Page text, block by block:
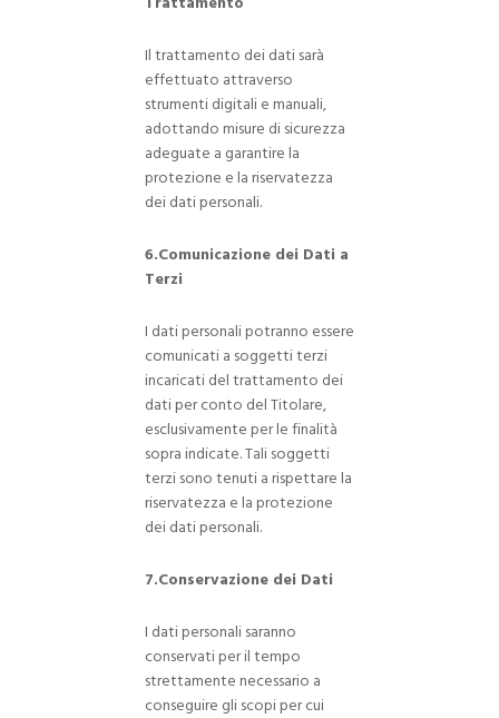
Il trattamento dei dati sarà
effettuato attraverso
strumenti digitali e manuali,
adottando misure di sicurezza
adeguate a garantire la
protezione e la riservatezza
dei dati personali.
6.Comunicazione dei Dati a
Terzi
I dati personali potranno essere
comunicati a soggetti terzi
incaricati del trattamento dei
dati per conto del Titolare,
esclusivamente per le finalità
sopra indicate. Tali soggetti
terzi sono tenuti a rispettare la
riservatezza e la protezione
dei dati personali.
7.Conservazione dei Dati
I dati personali saranno
conservati per il tempo
strettamente necessario a
conseguire gli scopi per cui